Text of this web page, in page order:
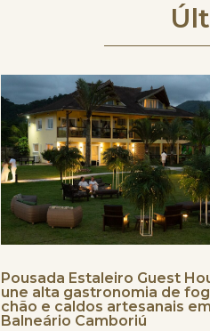
Pousada Estaleiro Guest
une alta gastronomia de
chão e caldos artesanais em
Balneário Camboriú